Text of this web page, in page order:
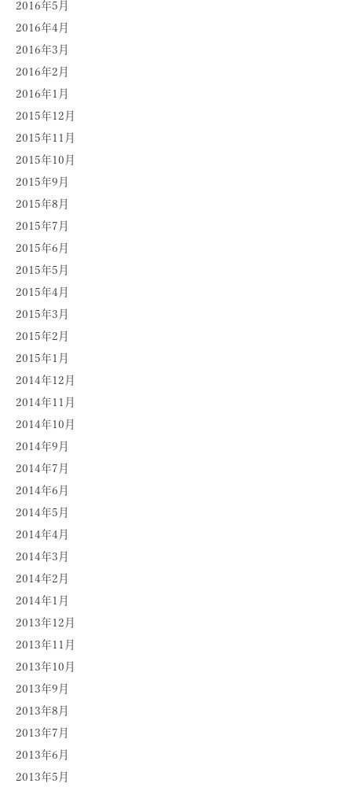
2016年5月
2016年4月
2016年3月
2016年2月
2016年1月
2015年12月
2015年11月
2015年10月
2015年9月
2015年8月
2015年7月
2015年6月
2015年5月
2015年4月
2015年3月
2015年2月
2015年1月
2014年12月
2014年11月
2014年10月
2014年9月
2014年7月
2014年6月
2014年5月
2014年4月
2014年3月
2014年2月
2014年1月
2013年12月
2013年11月
2013年10月
2013年9月
2013年8月
2013年7月
2013年6月
2013年5月